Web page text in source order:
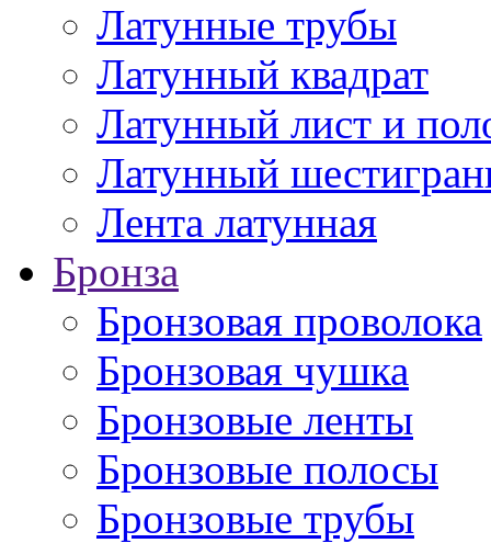
Латунные трубы
Латунный квадрат
Латунный лист и
Латунный
Лента латунная
Бронза
Бронзовая проволока
Бронзовая чушка
Бронзовые ленты
Бронзовые полосы
Бронзовые трубы